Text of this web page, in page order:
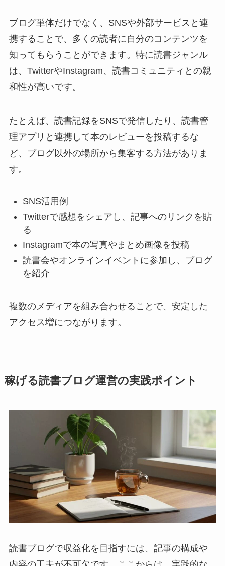
ブログ単体だけでなく、SNSや外部サービスと連
携することで、多くの読者に自分のコンテンツを
知ってもらうことができます。特に読書ジャンル
は、TwitterやInstagram、読書コミュニティとの親
和性が高いです。
たとえば、読書記録をSNSで発信したり、読書管
理アプリと連携して本のレビューを投稿するな
ど、ブログ以外の場所から集客する方法がありま
す。
SNS活用例
Twitterで感想をシェアし、記事へのリンクを貼
る
Instagramで本の写真やまとめ画像を投稿
読書会やオンラインイベントに参加し、ブログ
を紹介
複数のメディアを組み合わせることで、安定した
アクセス増につながります。
稼げる読書ブログ運営の実践ポイント
読書ブログで収益化を目指すには、記事の構成や